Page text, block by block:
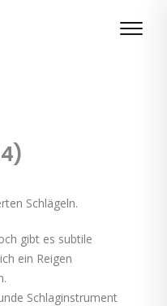
Schlägeln.
gibt es subtile
ein Reigen
Schlaginstrument